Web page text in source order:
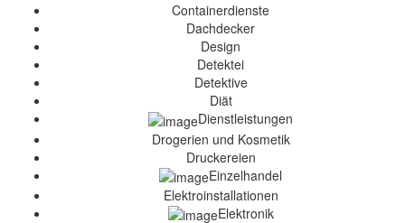
Containerdienste
Dachdecker
Design
Detektei
Detektive
Diät
Dienstleistungen
Drogerien und Kosmetik
Druckereien
Einzelhandel
Elektroinstallationen
Elektronik